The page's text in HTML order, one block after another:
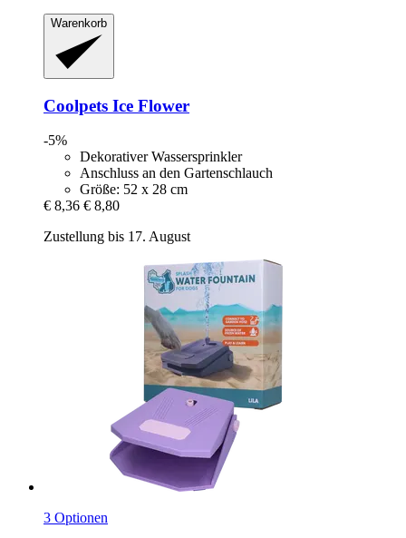
Warenkorb
Coolpets Ice Flower
-5%
Dekorativer Wassersprinkler
Anschluss an den Gartenschlauch
Größe: 52 x 28 cm
€ 8,36 € 8,80
Zustellung bis 17. August
3 Optionen